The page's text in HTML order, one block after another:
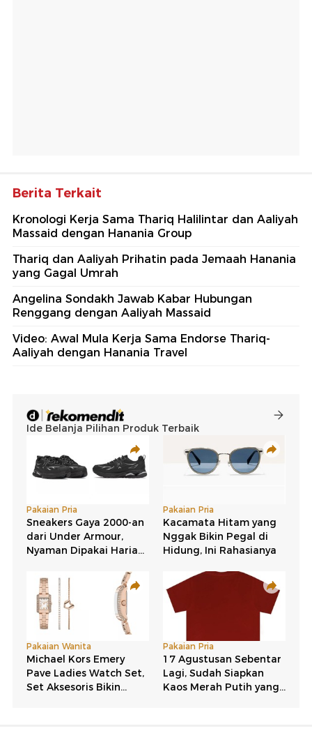
Berita Terkait
Kronologi Kerja Sama Thariq Halilintar dan Aaliyah
Massaid dengan Hanania Group
Thariq dan Aaliyah Prihatin pada Jemaah Hanania
yang Gagal Umrah
Angelina Sondakh Jawab Kabar Hubungan
Renggang dengan Aaliyah Massaid
Video: Awal Mula Kerja Sama Endorse Thariq-
Aaliyah dengan Hanania Travel